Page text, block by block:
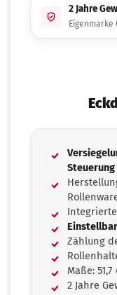
2 Jahre
Eigenmarke
Steuerung
Zählung
Maße: 51,7
2 Jahre